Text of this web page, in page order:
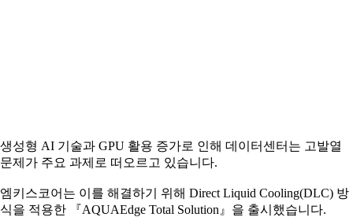
생성형 AI 기술과 GPU 활용 증가로 인해 데이터센터는 고발열
문제가 주요 과제로 떠오르고 있습니다.
엠키스코어는 이를 해결하기 위해 Direct Liquid Cooling(DLC) 방
식을 적용한 『AQUAEdge Total Solution』을 출시했습니다.